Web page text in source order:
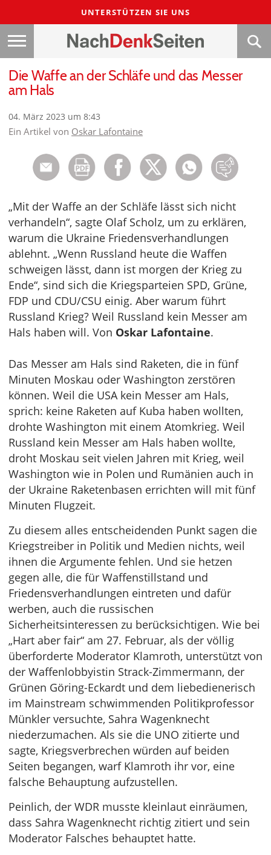
UNTERSTÜTZEN SIE UNS
Die Waffe an der Schläfe und das Messer
am Hals
04. März 2023 um 8:43
Ein Artikel von Oskar Lafontaine
„Mit der Waffe an der Schläfe lässt sich nicht
verhandeln“, sagte Olaf Scholz, um zu erklären,
warum die Ukraine Friedensverhandlungen
ablehnt. „Wenn Russland heute die Waffen
schweigen lässt, dann ist morgen der Krieg zu
Ende“, sind sich die Kriegsparteien SPD, Grüne,
FDP und CDU/CSU einig. Aber warum führt
Russland Krieg? Weil Russland kein Messer am
Hals haben will. Von Oskar Lafontaine.
Das Messer am Hals sind Raketen, die in fünf
Minuten Moskau oder Washington zerstören
können. Weil die USA kein Messer am Hals,
sprich: keine Raketen auf Kuba haben wollten,
drohte Washington mit einem Atomkrieg. Weil
Russland kein Messer am Hals haben wollte,
droht Moskau seit vielen Jahren mit Krieg, weil
Washington wie in Polen und Rumänien auch in
der Ukraine Raketenbasen errichten will mit fünf
Minuten Flugzeit.
Zu diesem alles entscheidenden Punkt sagen die
Kriegstreiber in Politik und Medien nichts, weil
ihnen die Argumente fehlen. Und sie hetzen
gegen alle, die für Waffenstillstand und
Friedensverhandlungen eintreten und dafür
werben, auch die russischen
Sicherheitsinteressen zu berücksichtigen. Wie bei
„Hart aber fair“ am 27. Februar, als der völlig
überforderte Moderator Klamroth, unterstützt von
der Waffenlobbyistin Strack-Zimmermann, der
Grünen Göring-Eckardt und dem liebedienerisch
im Mainstream schwimmenden Politikprofessor
Münkler versuchte, Sahra Wagenknecht
niederzumachen. Als sie die UNO zitierte und
sagte, Kriegsverbrechen würden auf beiden
Seiten begangen, warf Klamroth ihr vor, eine
falsche Behauptung aufzustellen.
Peinlich, der WDR musste kleinlaut einräumen,
dass Sahra Wagenknecht richtig zitiert und sein
Moderator Falsches behauptet hatte.